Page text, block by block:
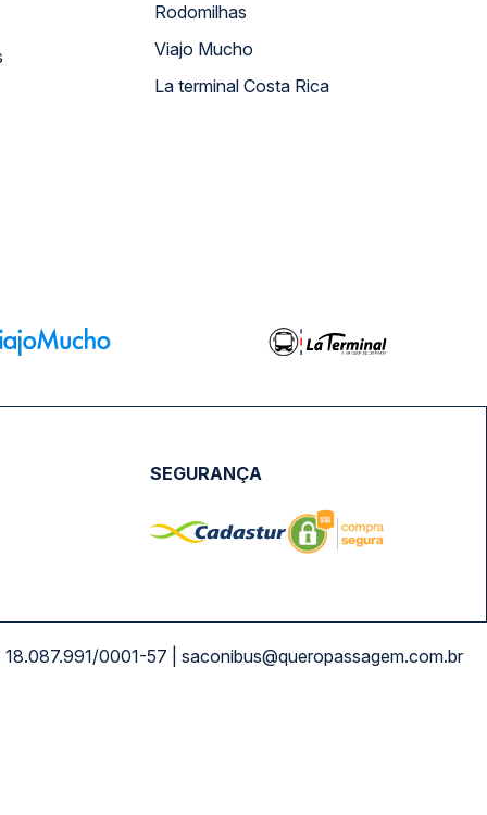
Rodomilhas
Viajo Mucho
La terminal Costa Rica
SEGURANÇA
0001-57 | saconibus@queropassagem.com.br